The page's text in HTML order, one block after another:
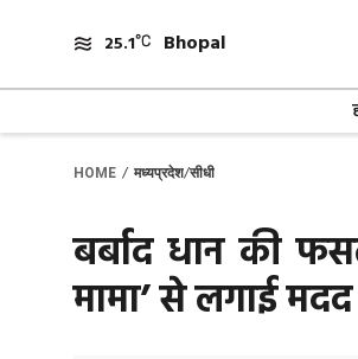
content
25.1 Bhopal
HOME / मध्यप्रदेश/सीधी
बर्बाद धान की
मामा’ से लगाई